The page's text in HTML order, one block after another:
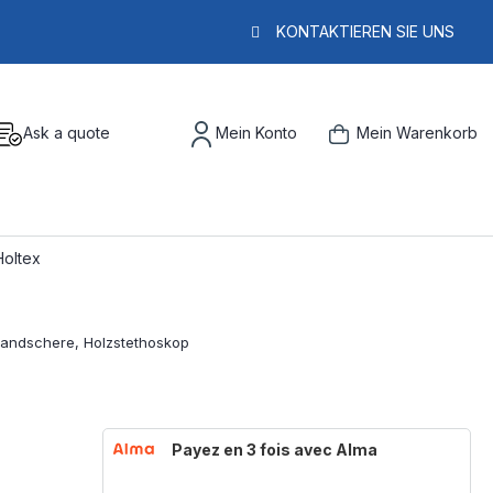
KONTAKTIEREN SIE UNS
Ask a quote Mein Konto Mein Warenkorb
Payez en 3 fois avec Alma